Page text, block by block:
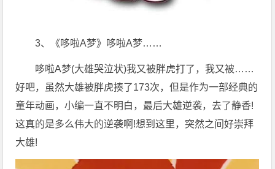
3、《哆啦A梦》哆啦A梦……
哆啦A梦(大雄哭泣状)我又被胖虎打了，我又被……
好吧，虽然大雄被胖虎揍了173次，但是作为一部经典的
童年动画，小编一直不明白，最后大雄逆袭，去了静香!
这真的是多么伟大的逆袭啊!想到这里，突然之间好崇拜
大雄!